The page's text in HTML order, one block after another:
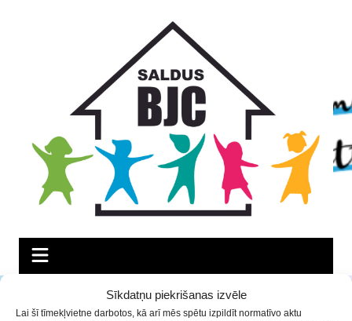
Sīkdatņu piekrišanas izvēle
Lai šī tīmekļvietne darbotos, kā arī mēs spētu izpildīt normatīvo aktu
Sveicam Zinību dienā!